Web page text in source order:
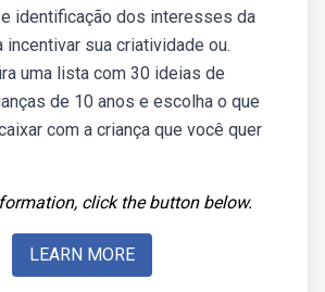
identificação dos interesses da
incentivar sua criatividade ou.
uma lista com 30 ideias de
de 10 anos e escolha o que
com a criança que você quer
click the button below.
LEARN MORE